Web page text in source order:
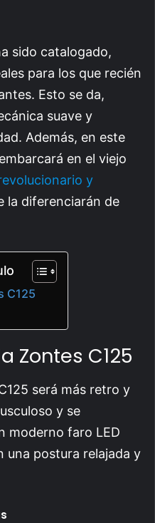
sido catalogado,
para los que recién
Esto se da,
suave y
Además, en este
en el viejo
y
la diferenciarán de
C125
Zontes C125
será más retro y
y se
moderno faro LED
una postura relajada y